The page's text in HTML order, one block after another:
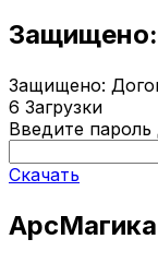
Защищено:
Защищено:
6 Загрузки
Введите пароль
Скачать
АрсМагика